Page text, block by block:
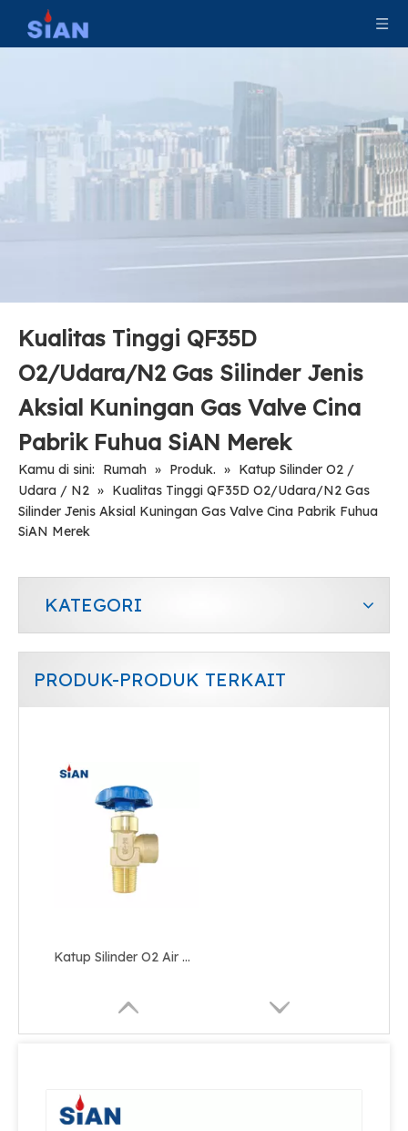
Kualitas Tinggi QF35D
O2/Udara/N2 Gas Silinder Jenis
Aksial Kuningan Gas Valve Cina
Pabrik Fuhua SiAN Merek
Kamu di sini: Rumah » Produk. » Katup Silinder O2 /
Udara / N2 » Kualitas Tinggi QF35D O2/Udara/N2 Gas
Silinder Jenis Aksial Kuningan Gas Valve Cina Pabrik Fuhua
SiAN Merek
KATEGORI
PRODUK-PRODUK TERKAIT
Katup Silinder O2 Air N2 Berpasangan Poros Praktis dan Berkualitas Tinggi